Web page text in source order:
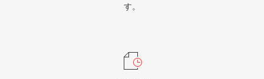
す。